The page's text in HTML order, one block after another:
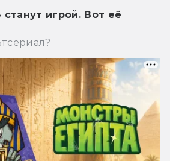
игрой. Вот её